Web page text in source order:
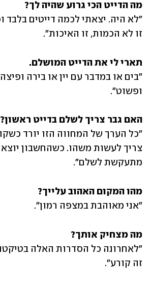
מה הדייט הכי גרוע שהיה לך?
זו לא הכמות, זו האיכות".
תארי לי את הדייט המושלם.
ופשוט".
האם גבר צריך לשלם בדייט ראשון?
מתעקשת לשלם".
מהו המקום האהוב עלייך?
"אני מאוהבת במצפה רמון".
מה מצחיק אותך?
זה קורע".